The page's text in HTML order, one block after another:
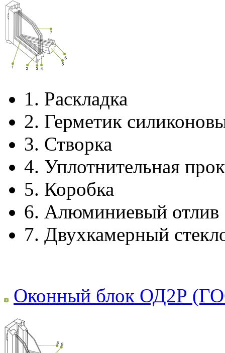
1. Раскладка
2. Герметик
3. Створка
4. Уплотнительная
5. Коробка
6. Алюминиевый отлив
7. Двухкамерный
Оконный блок ОД2Р